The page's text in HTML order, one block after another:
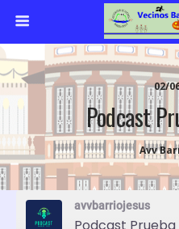
02/
Podcast
Avv
avvbarriojesus